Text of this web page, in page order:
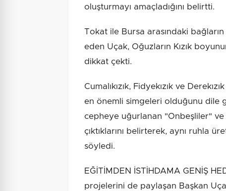
oluşturmayı amaçladığını belirtti.
Tokat ile Bursa arasındaki
eden Uçak, Oğuzların Kızık
dikkat çekti.
Cumalıkızık, Fidyekızık ve
en önemli simgeleri olduğunu dile
cepheye uğurlanan "Onbeşliler" ve
çıktıklarını belirterek, aynı ruhla
söyledi.
EĞİTİMDEN İSTİHDAMA GENİŞ
projelerini de paylaşan Başkan